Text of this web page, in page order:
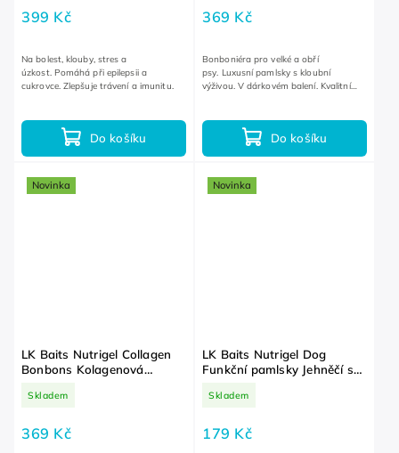
399 Kč
Do košíku
Na bolest, klouby, stres a
úzkost. Pomáhá při epilepsii a
cukrovce. Zlepšuje trávení a imunitu.
369 Kč
Do košíku
Bonboniéra pro velké a obří
psy. Luxusní pamlsky s kloubní
výživou. V dárkovém balení. Kvalitní
Novinka
LK Baits Nutrigel Collagen
Bonbons Kolagenová
Skladem
369 Kč
Novinka
LK Baits Nutrigel Dog
Funkční pamlsky Jehněčí s
L-XL 200 g
Skladem
179 Kč